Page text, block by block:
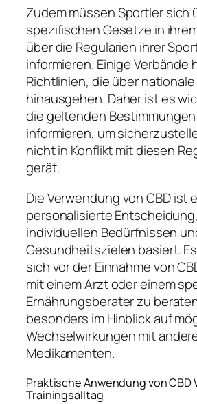
Zudem müssen Sportler sich
spezifischen Gesetze in
über die Regularien ihrer
informieren. Einige Verbände
Richtlinien, die über
hinausgehen. Daher ist es
die geltenden
informieren, um
nicht in Konflikt mit diesen
gerät.
Die Verwendung von CBD ist
personalisierte
individuellen Bedürfnissen
Gesundheitszielen basiert.
sich vor der Einnahme von
mit einem Arzt oder einem
Ernährungsberater zu
besonders im Hinblick auf
Wechselwirkungen mit
Medikamenten.
Praktische Anwendung von CBD
Trainingsalltag